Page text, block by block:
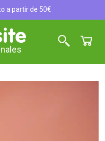
a partir de 50€